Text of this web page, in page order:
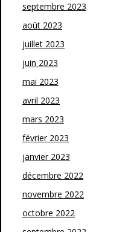
septembre 2023
août 2023
juillet 2023
juin 2023
mai 2023
avril 2023
mars 2023
février 2023
janvier 2023
décembre 2022
novembre 2022
octobre 2022